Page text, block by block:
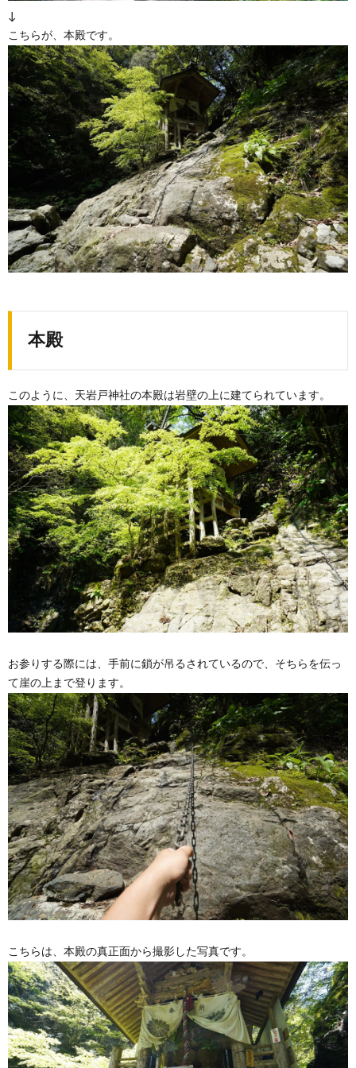
↓
こちらが、本殿です。
本殿
このように、天岩戸神社の本殿は岩壁の上に建てられています。
お参りする際には、手前に鎖が吊るされているので、そちらを伝っ
て崖の上まで登ります。
こちらは、本殿の真正面から撮影した写真です。